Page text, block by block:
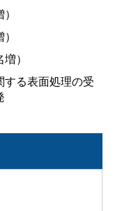
）
する表面処理の受